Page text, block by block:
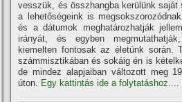
vesszük, és összhangba kerülünk saját
a lehetőségeink is
és a dátumok meghatározhatják
irányát, és egyben
kiemelten fontosak az életünk során.
számmisztikában és sokáig én is
de mindez alapjaiban változott meg
úton. Egy kattintás ide a folytatáshoz....